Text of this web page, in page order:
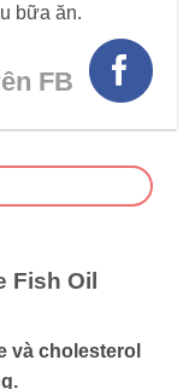
bữa ăn.
FB
Fish Oil
và cholesterol